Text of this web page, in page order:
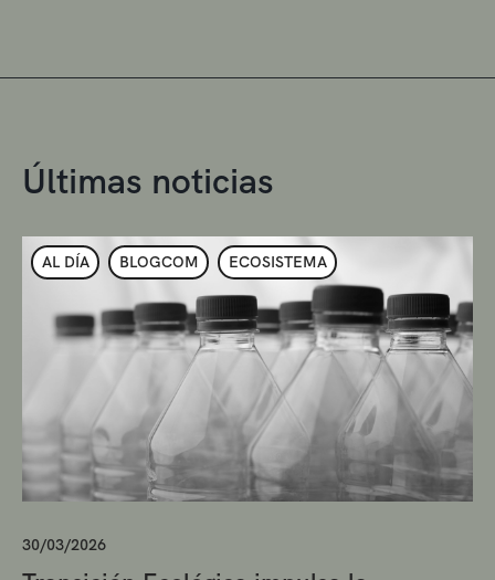
Últimas noticias
AL DÍA BLOGCOM ECOSISTEMA
30/03/2026